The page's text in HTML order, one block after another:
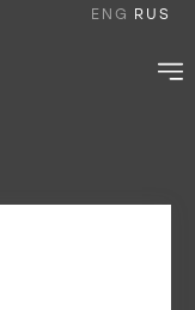
ENG RUS